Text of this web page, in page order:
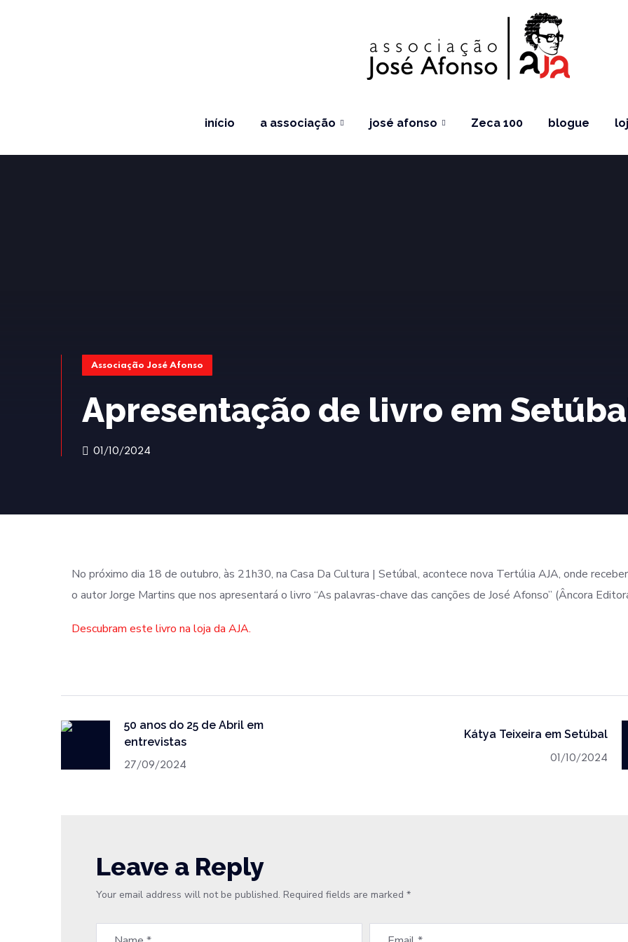
início a associação josé afonso Zeca 100 blogue
Associação José Afonso
Apresentação de livro em
01/10/2024
No próximo dia 18 de outubro, às 21h30, na Casa Da Cultura | Setúbal, acontece nova Tertúlia AJA, onde
o autor Jorge Martins que nos apresentará o livro “As palavras-chave das canções de José Afonso” (Âncora
Descubram este livro na loja da AJA.
50 anos do 25 de Abril em
entrevistas
27/09/2024
Kátya Teixeira em Setúbal
01/10/2024
Leave a Reply
Your email address will not be published. Required fields are marked *